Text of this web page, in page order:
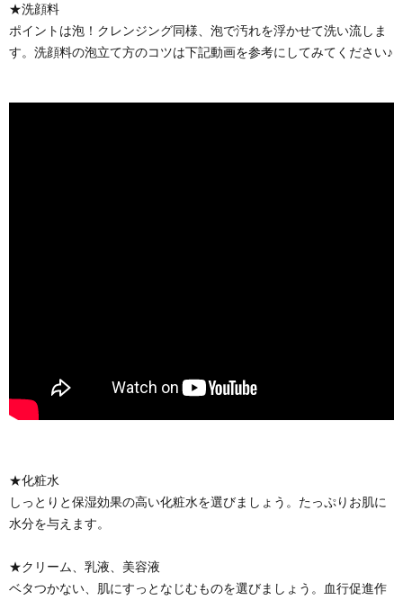
★洗顔料
ポイントは泡！クレンジング同様、泡で汚れを浮かせて洗い流しま
す。洗顔料の泡立て方のコツは下記動画を参考にしてみてください♪
★化粧水
しっとりと保湿効果の高い化粧水を選びましょう。たっぷりお肌に
水分を与えます。
★クリーム、乳液、美容液
ベタつかない、肌にすっとなじむものを選びましょう。血行促進作